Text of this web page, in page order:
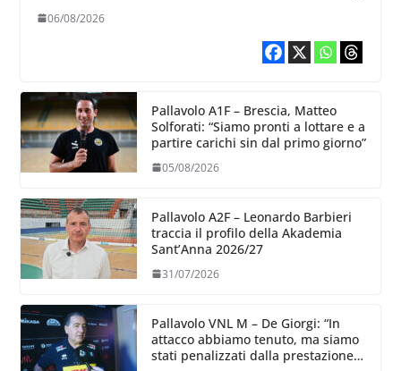
06/08/2026
Pallavolo A1F – Brescia, Matteo
Solforati: “Siamo pronti a lottare e a
partire carichi sin dal primo giorno”
05/08/2026
Pallavolo A2F – Leonardo Barbieri
traccia il profilo della Akademia
Sant’Anna 2026/27
31/07/2026
Pallavolo VNL M – De Giorgi: “In
attacco abbiamo tenuto, ma siamo
stati penalizzati dalla prestazione